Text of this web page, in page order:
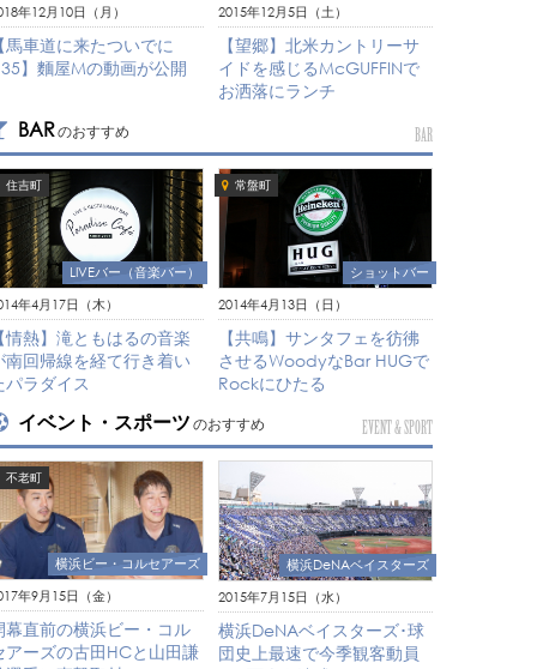
年12月10日（月）
馬車道に来たついでに
】麵屋Mの動画が公開
2015年12月5日（土）
【望郷】北米カントリーサ
イドを感じるMcGUFFINで
お洒落にランチ
BARのおすすめ BAR
住吉町
LIVEバー（音楽バー）
年4月17日（木）
情熱】滝ともはるの音楽
南回帰線を経て行き着い
パラダイス
常盤町
ショットバー
2014年4月13日（日）
【共鳴】サンタフェを彷彿
させるWoodyなBar HUGで
Rockにひたる
イベント・スポーツ のおすすめ EVENT & SPORT
不老町
横浜ビー・コルセアーズ
年9月15日（金）
幕直前の横浜ビー・コル
アーズの古田HCと山田謙
横浜DeNAベイスターズ
2015年7月15日（水）
横浜DeNAベイスターズ･球
団史上最速で今季観客動員